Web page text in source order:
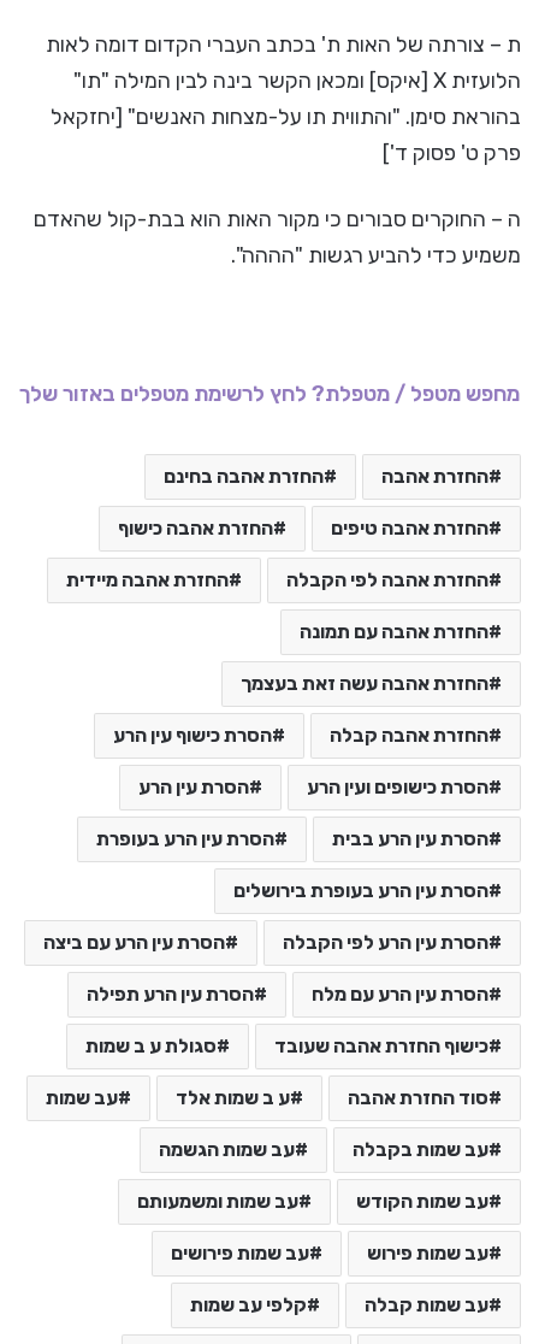
ת – צורתה של האות ת' בכתב העברי הקדום דומה לאות
הלועזית X [איקס] ומכאן הקשר בינה לבין המילה "תו"
בהוראת סימן. "והתווית תו על-מצחות האנשים" [יחזקאל
פרק ט' פסוק ד']
ה – החוקרים סבורים כי מקור האות הוא בבת-קול שהאדם
משמיע כדי להביע רגשות "הההה".
מחפש מטפל / מטפלת? לחץ לרשימת מטפלים באזור שלך
החזרת אהבה החזרת אהבה בחינם
החזרת אהבה טיפים החזרת אהבה כישוף
החזרת אהבה לפי הקבלה החזרת אהבה מיידית
החזרת אהבה עם תמונה
החזרת אהבה עשה זאת בעצמך
החזרת אהבה קבלה הסרת כישוף עין הרע
הסרת כישופים ועין הרע הסרת עין הרע
הסרת עין הרע בבית הסרת עין הרע בעופרת
הסרת עין הרע בעופרת בירושלים
הסרת עין הרע לפי הקבלה הסרת עין הרע עם ביצה
הסרת עין הרע עם מלח הסרת עין הרע תפילה
כישוף החזרת אהבה שעובד סגולת ע ב שמות
סוד החזרת אהבה ע ב שמות אלד עב שמות
עב שמות בקבלה עב שמות הגשמה
עב שמות הקודש עב שמות ומשמעותם
עב שמות פירוש עב שמות פירושים
עב שמות קבלה קלפי עב שמות